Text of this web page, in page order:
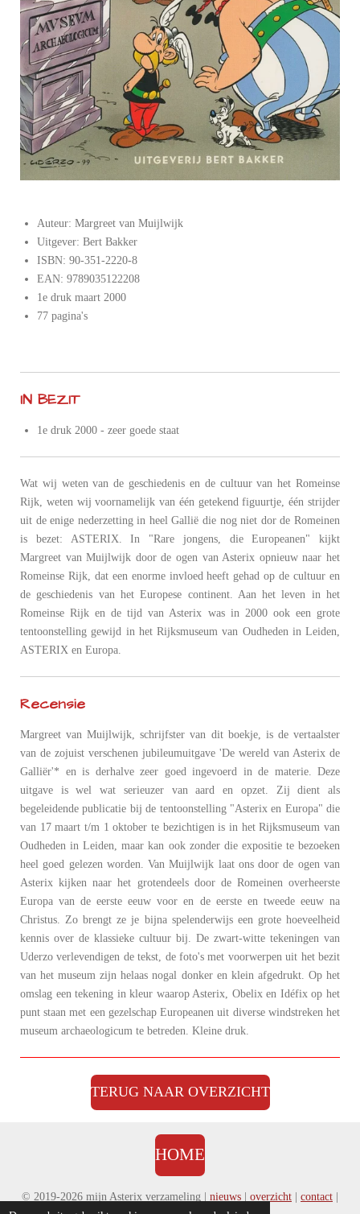
Auteur: Margreet van Muijlwijk
Uitgever: Bert Bakker
ISBN: 90-351-2220-8
EAN: 9789035122208
1e druk maart 2000
77 pagina's
IN BEZIT
1e druk 2000 - zeer goede staat
Wat wij weten van de geschiedenis en de cultuur van het Romeinse
Rijk, weten wij voornamelijk van één getekend figuurtje, één strijder
uit de enige nederzetting in heel Gallië die nog niet dor de Romeinen
is bezet: ASTERIX. In "Rare jongens, die Europeanen" kijkt
Margreet van Muijlwijk door de ogen van Asterix opnieuw naar het
Romeinse Rijk, dat een enorme invloed heeft gehad op de cultuur en
de geschiedenis van het Europese continent. Aan het leven in het
Romeinse Rijk en de tijd van Asterix was in 2000 ook een grote
tentoonstelling gewijd in het Rijksmuseum van Oudheden in Leiden,
ASTERIX en Europa.
Recensie
Margreet van Muijlwijk, schrijfster van dit boekje, is de vertaalster
van de zojuist verschenen jubileumuitgave 'De wereld van Asterix de
Galliër'* en is derhalve zeer goed ingevoerd in de materie. Deze
uitgave is wel wat serieuzer van aard en opzet. Zij dient als
begeleidende publicatie bij de tentoonstelling "Asterix en Europa" die
van 17 maart t/m 1 oktober te bezichtigen is in het Rijksmuseum van
Oudheden in Leiden, maar kan ook zonder die expositie te bezoeken
heel goed gelezen worden. Van Muijlwijk laat ons door de ogen van
Asterix kijken naar het grotendeels door de Romeinen overheerste
Europa van de eerste eeuw voor en de eerste en tweede eeuw na
Christus. Zo brengt ze je bijna spelenderwijs een grote hoeveelheid
kennis over de klassieke cultuur bij. De zwart-witte tekeningen van
Uderzo verlevendigen de tekst, de foto's met voorwerpen uit het bezit
van het museum zijn helaas nogal donker en klein afgedrukt. Op het
omslag een tekening in kleur waarop Asterix, Obelix en Idéfix op het
punt staan met een gezelschap Europeanen uit diverse windstreken het
museum archaeologicum te betreden. Kleine druk.
TERUG NAAR OVERZICHT
HOME
© 2019-2026 mijn Asterix verzameling | nieuws overzicht contact